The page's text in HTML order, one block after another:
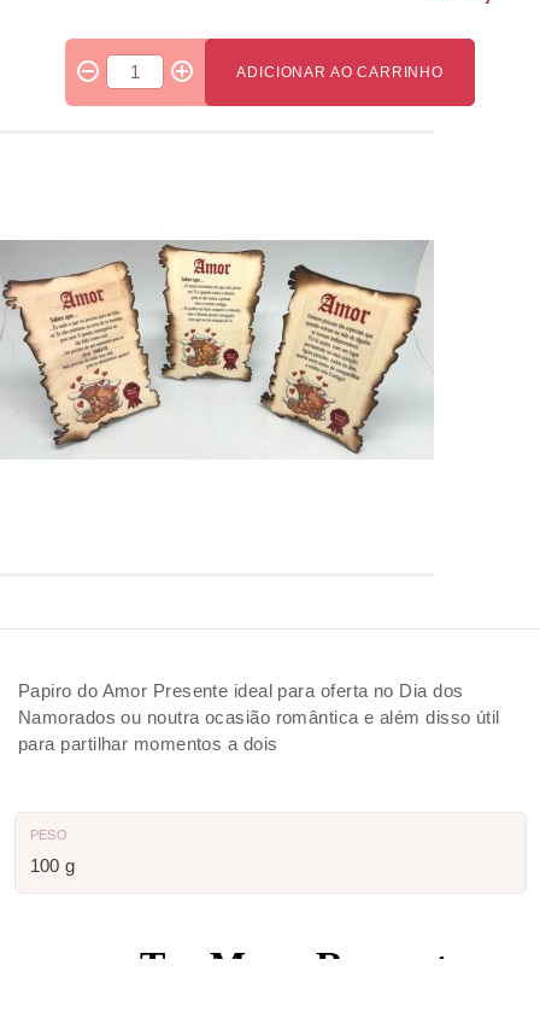
ADICIONAR AO CARRINHO
Papiro do Amor Presente ideal para oferta no Dia dos
Namorados ou noutra ocasião romântica e além disso útil
para partilhar momentos a dois
PESO
100 g